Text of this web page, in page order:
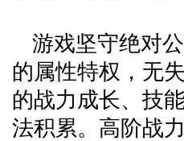
游戏坚守绝对
的属性特权，无
的战力成长、技
法积累。高阶战